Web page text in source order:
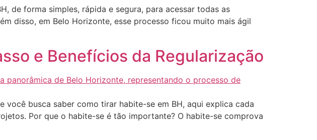
de forma simples, rápida e segura, para acessar todas as
disso, em Belo Horizonte, esse processo ficou muito mais ágil
e Benefícios da Regularização
você busca saber como tirar habite-se em BH, aqui explica cada
Por que o habite-se é tão importante? O habite-se comprova